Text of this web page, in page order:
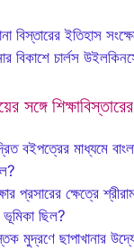
বিস্তারের ইতিহাস
বিকাশে চার্লস
সঙ্গে
বইপত্রের মাধ্যমে
প্রসারের ক্ষেত্রে
ভূমিকা ছিল?
মুদ্রণে ছাপাখানার